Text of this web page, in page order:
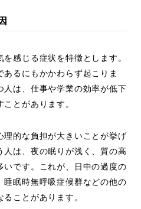
感じる症状を特徴とします。
るにもかかわらず起こりま
人は、仕事や学業の効率が低下
とがあります。
理的な負担が大きいことが挙げ
人は、夜の眠りが浅く、質の高
いです。これが、日中の過度の
睡眠時無呼吸症候群などの他の
ことがあります。